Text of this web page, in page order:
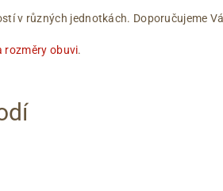
v různých jednotkách. Doporučujeme
rozměry obuvi.